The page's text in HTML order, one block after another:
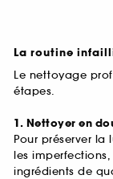
La routine
Le nettoyage
étapes.
1. Nettoyer en
Pour préserver
les
ingrédients de